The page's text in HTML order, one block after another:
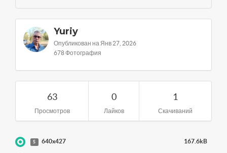
Yuriy
Опубликован на Янв 27, 2026
678 Фотография
63
Просмотров
0
Лайков
1
Скачиваний
S 640x427 167.6kB